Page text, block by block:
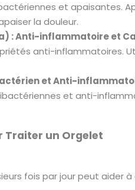
et apaisantes.
la douleur.
: Anti-inflammatoire et
anti-inflammatoires.
et Anti-
et anti-
Traiter un Orgelet
fois par jour peut aider